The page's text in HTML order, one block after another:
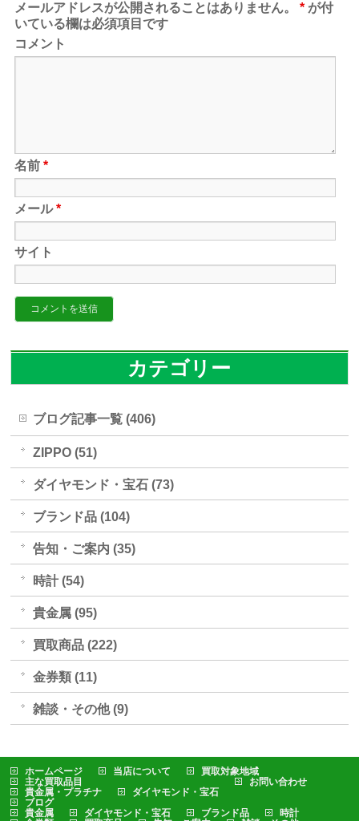
メールアドレスが公開されることはありません。 * が付
いている欄は必須項目です
コメント
名前*
メール*
サイト
カテゴリー
ブログ記事一覧 (406)
ZIPPO (51)
ダイヤモンド・宝石 (73)
ブランド品 (104)
告知・ご案内 (35)
時計 (54)
貴金属 (95)
買取商品 (222)
金券類 (11)
雑談・その他 (9)
ホームページ 当店について
買取対象地域
主な買取品目
貴金属・プラチナ
ダイヤモンド・宝石
お問い合わせ
ブログ
貴金属
ダイヤモンド・宝石 ブランド品
時計